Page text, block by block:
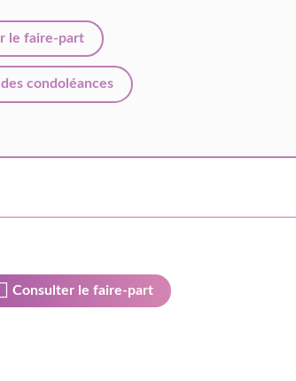
le faire-part
condoléances
Consulter le faire-part